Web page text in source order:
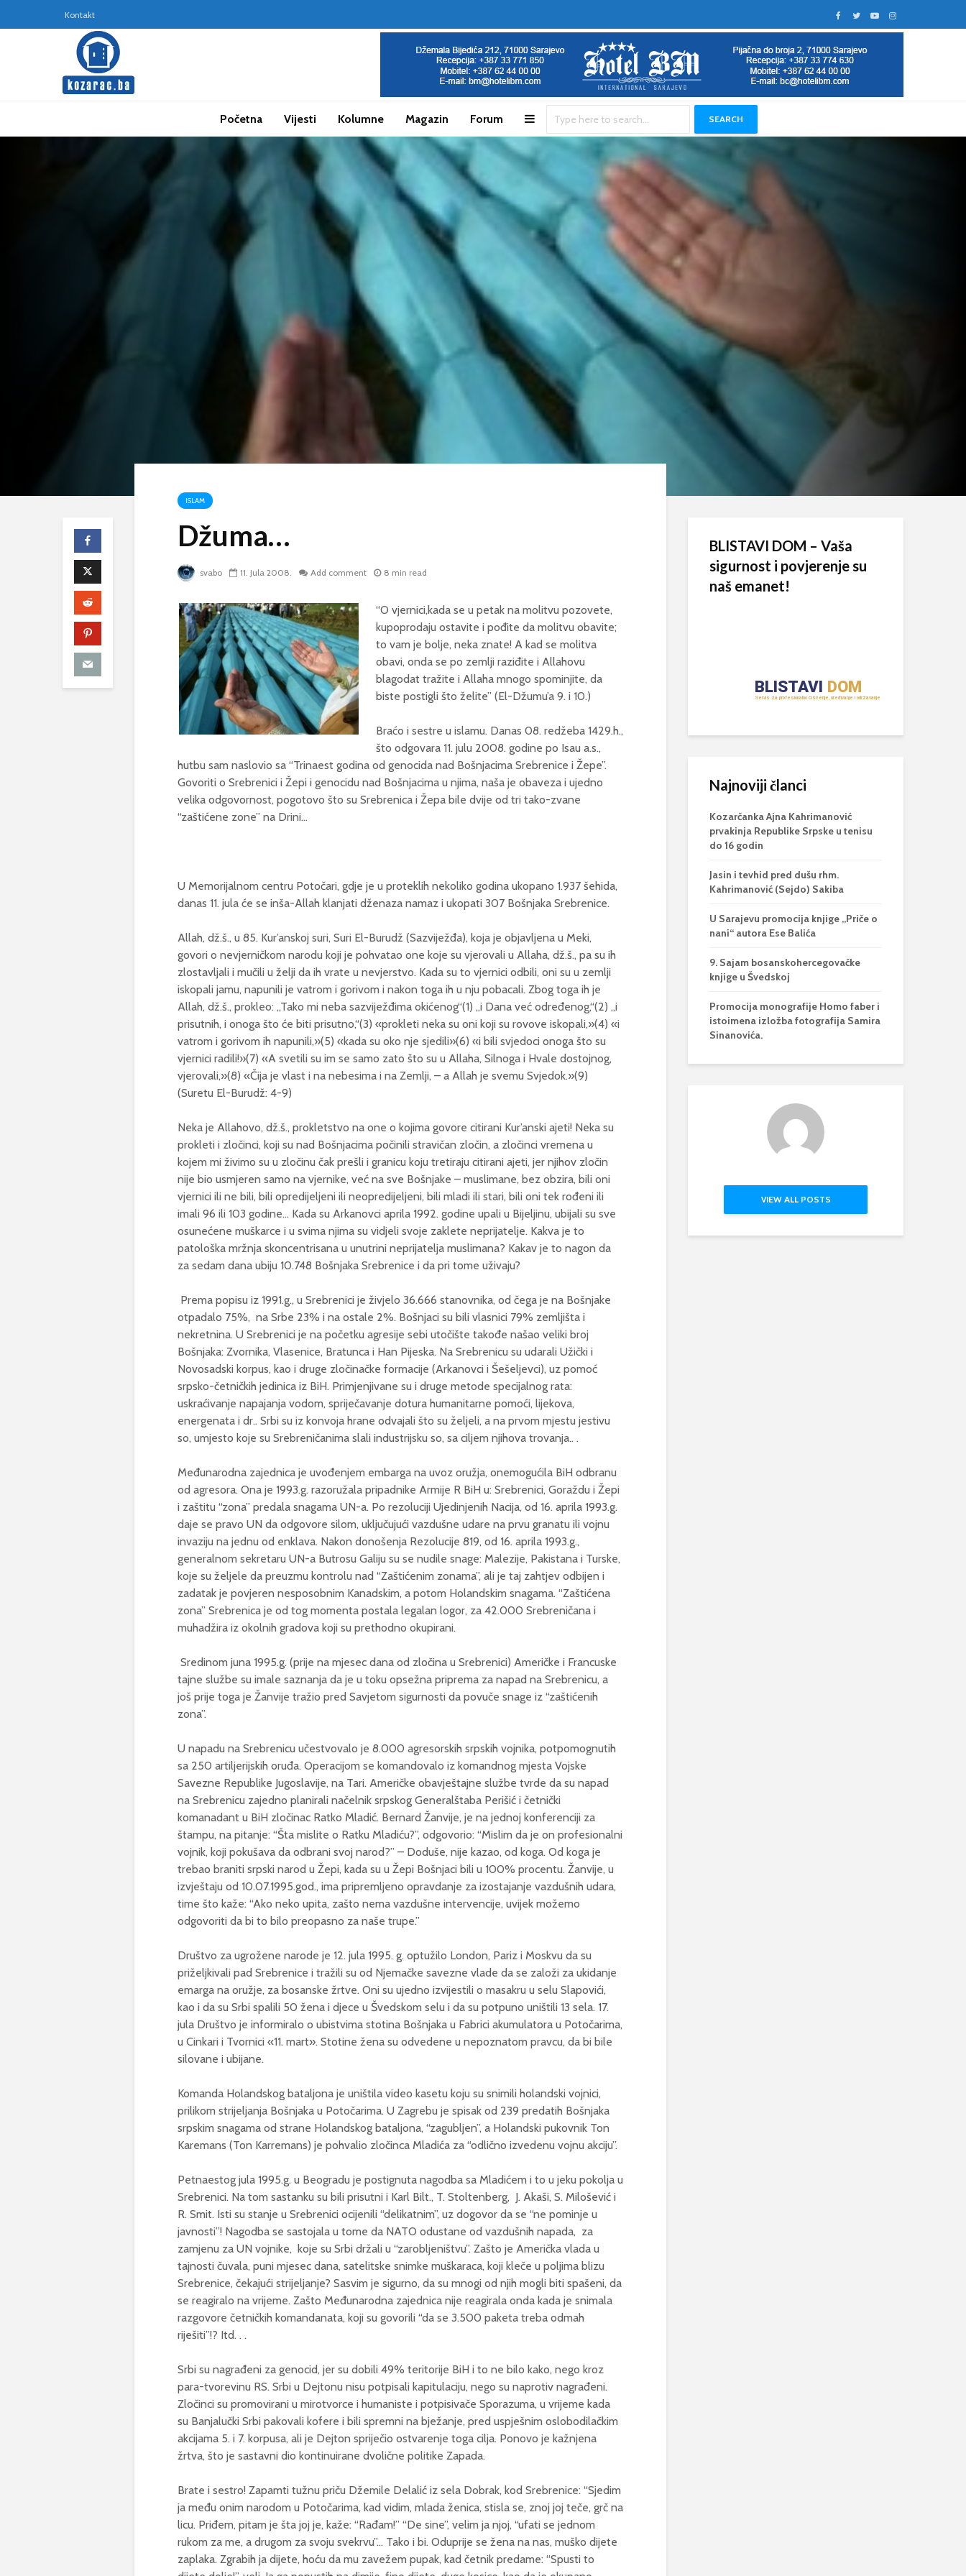
Kontakt
Početna Vijesti Kolumne Magazin Forum SEARCH
ISLAM
Džuma…
svabo 11. Jula 2008. Add comment 8 min read
“O vjernici,kada se u petak na molitvu pozovete,
kupoprodaju ostavite i pođite da molitvu obavite;
to vam je bolje, neka znate! A kad se molitva
obavi, onda se po zemlji raziđite i Allahovu
blagodat tražite i Allaha mnogo spominjite, da
biste postigli što želite” (El-Džumu’a 9. i 10.)
Braćo i sestre u islamu. Danas 08. redžeba 1429.h.,
što odgovara 11. julu 2008. godine po Isau a.s.,
hutbu sam naslovio sa “Trinaest godina od genocida nad Bošnjacima Srebrenice i Žepe”.
Govoriti o Srebrenici i Žepi i genocidu nad Bošnjacima u njima, naša je obaveza i ujedno
velika odgovornost, pogotovo što su Srebrenica i Žepa bile dvije od tri tako-zvane
“zaštićene zone” na Drini…
U Memorijalnom centru Potočari, gdje je u proteklih nekoliko godina ukopano 1.937 šehida,
danas 11. jula će se inša-Allah klanjati dženaza namaz i ukopati 307 Bošnjaka Srebrenice.
Allah, dž.š., u 85. Kur’anskoj suri, Suri El-Burudž (Sazviježđa), koja je objavljena u Meki,
govori o nevjerničkom narodu koji je pohvatao one koje su vjerovali u Allaha, dž.š., pa su ih
zlostavljali i mučili u želji da ih vrate u nevjerstvo. Kada su to vjernici odbili, oni su u zemlji
iskopali jamu, napunili je vatrom i gorivom i nakon toga ih u nju pobacali. Zbog toga ih je
Allah, dž.š., prokleo: „Tako mi neba sazviježđima okićenog“(1) „i Dana već određenog,“(2) „i
prisutnih, i onoga što će biti prisutno,“(3) «prokleti neka su oni koji su rovove iskopali,»(4) «i
vatrom i gorivom ih napunili,»(5) «kada su oko nje sjedili»(6) «i bili svjedoci onoga što su
vjernici radili!»(7) «A svetili su im se samo zato što su u Allaha, Silnoga i Hvale dostojnog,
vjerovali,»(8) «Čija je vlast i na nebesima i na Zemlji, – a Allah je svemu Svjedok.»(9)
(Suretu El-Burudž: 4-9)
Neka je Allahovo, dž.š., prokletstvo na one o kojima govore citirani Kur’anski ajeti! Neka su
prokleti i zločinci, koji su nad Bošnjacima počinili stravičan zločin, a zločinci vremena u
kojem mi živimo su u zločinu čak prešli i granicu koju tretiraju citirani ajeti, jer njihov zločin
nije bio usmjeren samo na vjernike, već na sve Bošnjake – muslimane, bez obzira, bili oni
vjernici ili ne bili, bili opredijeljeni ili neopredijeljeni, bili mladi ili stari, bili oni tek rođeni ili
imali 96 ili 103 godine… Kada su Arkanovci aprila 1992. godine upali u Bijeljinu, ubijali su sve
osunećene muškarce i u svima njima su vidjeli svoje zaklete neprijatelje. Kakva je to
patološka mržnja skoncentrisana u unutrini neprijatelja muslimana? Kakav je to nagon da
za sedam dana ubiju 10.748 Bošnjaka Srebrenice i da pri tome uživaju?
Prema popisu iz 1991.g., u Srebrenici je živjelo 36.666 stanovnika, od čega je na Bošnjake
otpadalo 75%, na Srbe 23% i na ostale 2%. Bošnjaci su bili vlasnici 79% zemljišta i
nekretnina. U Srebrenici je na početku agresije sebi utočište takođe našao veliki broj
Bošnjaka: Zvornika, Vlasenice, Bratunca i Han Pijeska. Na Srebrenicu su udarali Užički i
Novosadski korpus, kao i druge zločinačke formacije (Arkanovci i Šešeljevci), uz pomoć
srpsko-četničkih jedinica iz BiH. Primjenjivane su i druge metode specijalnog rata:
uskraćivanje napajanja vodom, spriječavanje dotura humanitarne pomoći, lijekova,
energenata i dr.. Srbi su iz konvoja hrane odvajali što su željeli, a na prvom mjestu jestivu
so, umjesto koje su Srebreničanima slali industrijsku so, sa ciljem njihova trovanja.. .
Međunarodna zajednica je uvođenjem embarga na uvoz oružja, onemogućila BiH odbranu
od agresora. Ona je 1993.g. razoružala pripadnike Armije R BiH u: Srebrenici, Goraždu i Žepi
i zaštitu “zona” predala snagama UN-a. Po rezoluciji Ujedinjenih Nacija, od 16. aprila 1993.g.
daje se pravo UN da odgovore silom, uključujući vazdušne udare na prvu granatu ili vojnu
invaziju na jednu od enklava. Nakon donošenja Rezolucije 819, od 16. aprila 1993.g.,
generalnom sekretaru UN-a Butrosu Galiju su se nudile snage: Malezije, Pakistana i Turske,
koje su željele da preuzmu kontrolu nad “Zaštićenim zonama”, ali je taj zahtjev odbijen i
zadatak je povjeren nesposobnim Kanadskim, a potom Holandskim snagama. “Zaštićena
zona” Srebrenica je od tog momenta postala legalan logor, za 42.000 Srebreničana i
muhadžira iz okolnih gradova koji su prethodno okupirani.
Sredinom juna 1995.g. (prije na mjesec dana od zločina u Srebrenici) Američke i Francuske
tajne službe su imale saznanja da je u toku opsežna priprema za napad na Srebrenicu, a
još prije toga je Žanvije tražio pred Savjetom sigurnosti da povuče snage iz “zaštićenih
zona”.
U napadu na Srebrenicu učestvovalo je 8.000 agresorskih srpskih vojnika, potpomognutih
sa 250 artiljerijskih oruđa. Operacijom se komandovalo iz komandnog mjesta Vojske
Savezne Republike Jugoslavije, na Tari. Američke obavještajne službe tvrde da su napad
na Srebrenicu zajedno planirali načelnik srpskog Generalštaba Perišić i četnički
komanadant u BiH zločinac Ratko Mladić. Bernard Žanvije, je na jednoj konferenciji za
štampu, na pitanje: “Šta mislite o Ratku Mladiću?”, odgovorio: “Mislim da je on profesionalni
vojnik, koji pokušava da odbrani svoj narod?” – Doduše, nije kazao, od koga. Od koga je
trebao braniti srpski narod u Žepi, kada su u Žepi Bošnjaci bili u 100% procentu. Žanvije, u
izvještaju od 10.07.1995.god., ima pripremljeno opravdanje za izostajanje vazdušnih udara,
time što kaže: “Ako neko upita, zašto nema vazdušne intervencije, uvijek možemo
odgovoriti da bi to bilo preopasno za naše trupe.”
Društvo za ugrožene narode je 12. jula 1995. g. optužilo London, Pariz i Moskvu da su
priželjkivali pad Srebrenice i tražili su od Njemačke savezne vlade da se založi za ukidanje
emarga na oružje, za bosanske žrtve. Oni su ujedno izvijestili o masakru u selu Slapovići,
kao i da su Srbi spalili 50 žena i djece u Švedskom selu i da su potpuno uništili 13 sela. 17.
jula Društvo je informiralo o ubistvima stotina Bošnjaka u Fabrici akumulatora u Potočarima,
u Cinkari i Tvornici «11. mart». Stotine žena su odvedene u nepoznatom pravcu, da bi bile
silovane i ubijane.
Komanda Holandskog bataljona je uništila video kasetu koju su snimili holandski vojnici,
prilikom strijeljanja Bošnjaka u Potočarima. U Zagrebu je spisak od 239 predatih Bošnjaka
srpskim snagama od strane Holandskog bataljona, “zagubljen”, a Holandski pukovnik Ton
Karemans (Ton Karremans) je pohvalio zločinca Mladića za “odlično izvedenu vojnu akciju”.
Petnaestog jula 1995.g. u Beogradu je postignuta nagodba sa Mladićem i to u jeku pokolja u
Srebrenici. Na tom sastanku su bili prisutni i Karl Bilt., T. Stoltenberg, J. Akaši, S. Milošević i
R. Smit. Isti su stanje u Srebrenici ocijenili “delikatnim”, uz dogovor da se “ne pominje u
javnosti”! Nagodba se sastojala u tome da NATO odustane od vazdušnih napada, za
zamjenu za UN vojnike, koje su Srbi držali u “zarobljeništvu”. Zašto je Američka vlada u
tajnosti čuvala, puni mjesec dana, satelitske snimke muškaraca, koji kleče u poljima blizu
Srebrenice, čekajući strijeljanje? Sasvim je sigurno, da su mnogi od njih mogli biti spašeni, da
se reagiralo na vrijeme. Zašto Međunarodna zajednica nije reagirala onda kada je snimala
razgovore četničkih komandanata, koji su govorili “da se 3.500 paketa treba odmah
riješiti”!? Itd. . .
Srbi su nagrađeni za genocid, jer su dobili 49% teritorije BiH i to ne bilo kako, nego kroz
para-tvorevinu RS. Srbi u Dejtonu nisu potpisali kapitulaciju, nego su naprotiv nagrađeni.
Zločinci su promovirani u mirotvorce i humaniste i potpisivače Sporazuma, u vrijeme kada
su Banjalučki Srbi pakovali kofere i bili spremni na bježanje, pred uspješnim oslobodilačkim
akcijama 5. i 7. korpusa, ali je Dejton spriječio ostvarenje toga cilja. Ponovo je kažnjena
žrtva, što je sastavni dio kontinuirane dvolične politike Zapada.
Brate i sestro! Zapamti tužnu priču Džemile Delalić iz sela Dobrak, kod Srebrenice: “Sjedim
ja među onim narodom u Potočarima, kad vidim, mlada ženica, stisla se, znoj joj teče, grč na
licu. Priđem, pitam je šta joj je, kaže: “Rađam!” “De sine”, velim ja njoj, “ufati se jednom
rukom za me, a drugom za svoju svekrvu”… Tako i bi. Oduprije se žena na nas, muško dijete
zaplaka. Zgrabih ja dijete, hoću da mu zavežem pupak, kad četnik predame: “Spusti to
BLISTAVI DOM – Vaša
sigurnost i povjerenje su
naš emanet!
Najnoviji članci
Kozarčanka Ajna Kahrimanović
prvakinja Republike Srpske u tenisu
do 16 godin
Jasin i tevhid pred dušu rhm.
Kahrimanović (Sejdo) Sakiba
U Sarajevu promocija knjige „Priče o
nani“ autora Ese Balića
9. Sajam bosanskohercegovačke
knjige u Švedskoj
Promocija monografije Homo faber i
istoimena izložba fotografija Samira
Sinanovića.
VIEW ALL POSTS